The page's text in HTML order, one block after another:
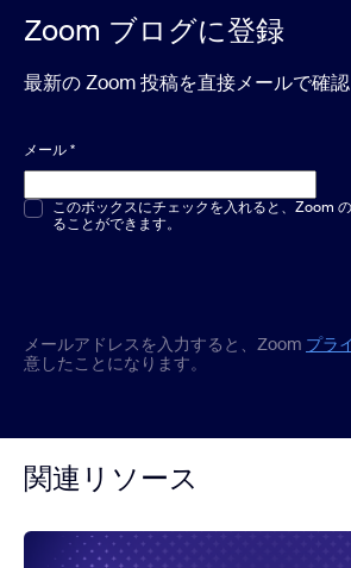
Zoom ブログに登録
最新の Zoom 投稿を直接メールで確認
メール*
複数選択または単一選択*
このボックスにチェックを入れると、Zoom
ることができます。
メールアドレスを入力すると、Zoom プラ
意したことになります。
関連リソース